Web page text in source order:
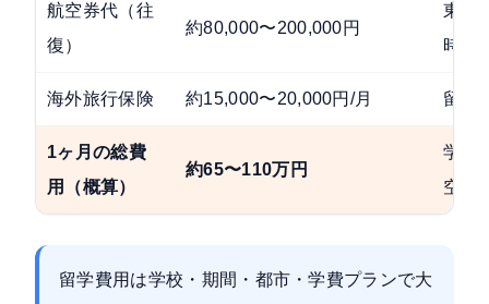
航空券代（往
復）
約80,000〜200,000円
東京
時期
海外旅行保険 約15,000〜20,000円/月 留学
1ヶ月の総費
用（概算）
約65〜110万円
学費
空券
留学費用は学校・期間・都市・学費プランで大